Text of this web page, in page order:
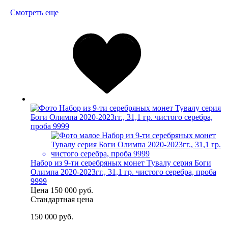
Смотреть еще
Набор из 9-ти серебряных монет Тувалу серия Боги
Олимпа 2020-2023гг., 31,1 гр. чистого серебра, проба
9999
Цена 150 000 руб.
Стандартная цена
150 000 руб.